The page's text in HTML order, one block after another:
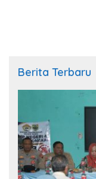
Berita Terbaru